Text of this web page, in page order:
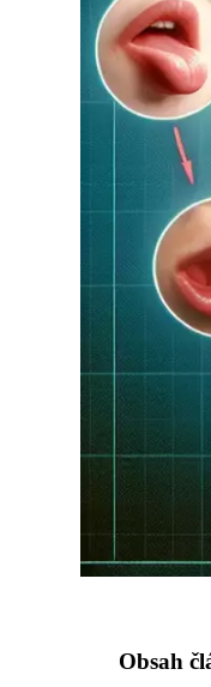
Obsah